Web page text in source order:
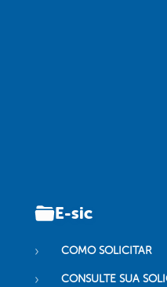
E-sic
COMO SOLICITAR
CONSULTE SUA